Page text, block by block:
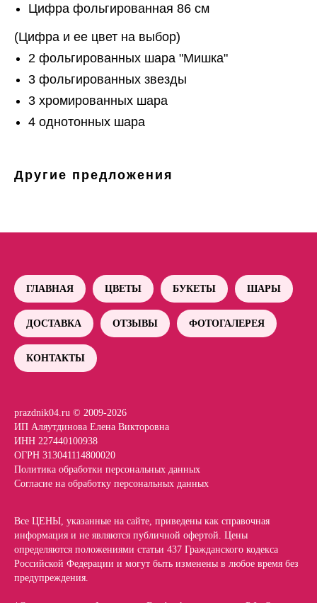
Цифра фольгированная 86 см
(Цифра и ее цвет на выбор)
2 фольгированных шара "Мишка"
3 фольгированных звезды
3 хромированных шара
4 однотонных шара
Другие предложения
ГЛАВНАЯ ЦВЕТЫ БУКЕТЫ ШАРЫ
ДОСТАВКА ОТЗЫВЫ ФОТОГАЛЕРЕЯ
КОНТАКТЫ
prazdnik04.ru © 2009-2026
ИП Аляутдинова Елена Викторовна
ИНН 227440100938
ОГРН 313041114800020
Политика обработки персональных данных
Согласие на обработку персональных данных
Все ЦЕНЫ, указанные на сайте, приведены как справочная
информация и не являются публичной офертой. Цены
определяются положениями статьи 437 Гражданского кодекса
Российской Федерации и могут быть изменены в любое время без
предупреждения.